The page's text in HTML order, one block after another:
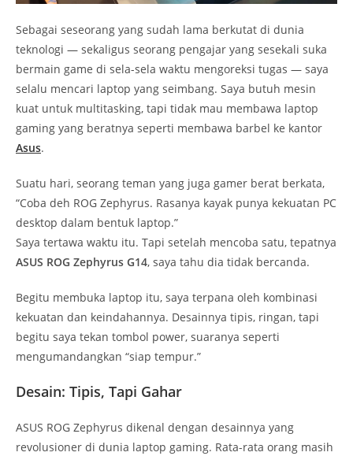
Sebagai seseorang yang sudah lama berkutat di dunia
teknologi — sekaligus seorang pengajar yang sesekali suka
bermain game di sela-sela waktu mengoreksi tugas — saya
selalu mencari laptop yang seimbang. Saya butuh mesin
kuat untuk multitasking, tapi tidak mau membawa laptop
gaming yang beratnya seperti membawa barbel ke kantor
Asus.
Suatu hari, seorang teman yang juga gamer berat berkata,
“Coba deh ROG Zephyrus. Rasanya kayak punya kekuatan PC
desktop dalam bentuk laptop.”
Saya tertawa waktu itu. Tapi setelah mencoba satu, tepatnya
ASUS ROG Zephyrus G14, saya tahu dia tidak bercanda.
Begitu membuka laptop itu, saya terpana oleh kombinasi
kekuatan dan keindahannya. Desainnya tipis, ringan, tapi
begitu saya tekan tombol power, suaranya seperti
mengumandangkan “siap tempur.”
Desain: Tipis, Tapi Gahar
ASUS ROG Zephyrus dikenal dengan desainnya yang
revolusioner di dunia laptop gaming. Rata-rata orang masih